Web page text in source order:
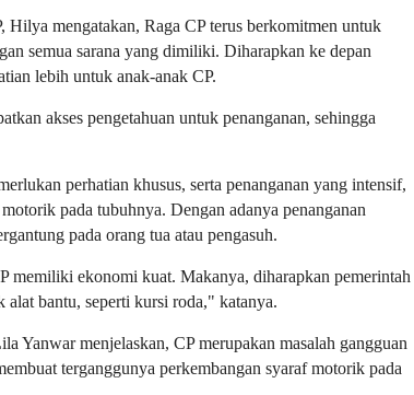
Hilya mengatakan, Raga CP terus berkomitmen untuk
semua sarana yang dimiliki. Diharapkan ke depan
lebih untuk anak-anak CP.
akses pengetahuan untuk penanganan, sehingga
perhatian khusus, serta penanganan yang intensif,
pada tubuhnya. Dengan adanya penanganan
pada orang tua atau pengasuh.
memiliki ekonomi kuat. Makanya, diharapkan pemerintah
alat bantu, seperti kursi roda," katanya.
Yanwar menjelaskan, CP merupakan masalah gangguan
terganggunya perkembangan syaraf motorik pada